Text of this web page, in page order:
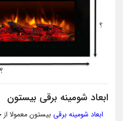
ابعاد شومینه برقی بیستون
ابعاد شومینه برقی